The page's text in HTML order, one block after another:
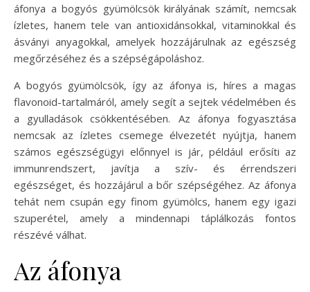
áfonya a bogyós gyümölcsök királyának számít, nemcsak
ízletes, hanem tele van antioxidánsokkal, vitaminokkal és
ásványi anyagokkal, amelyek hozzájárulnak az egészség
megőrzéséhez és a szépségápoláshoz.
A bogyós gyümölcsök, így az áfonya is, híres a magas
flavonoid-tartalmáról, amely segít a sejtek védelmében és
a gyulladások csökkentésében. Az áfonya fogyasztása
nemcsak az ízletes csemege élvezetét nyújtja, hanem
számos egészségügyi előnnyel is jár, például erősíti az
immunrendszert, javítja a szív- és érrendszeri
egészséget, és hozzájárul a bőr szépségéhez. Az áfonya
tehát nem csupán egy finom gyümölcs, hanem egy igazi
szuperétel, amely a mindennapi táplálkozás fontos
részévé válhat.
Az áfonya